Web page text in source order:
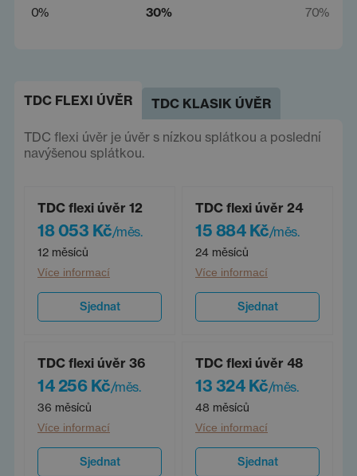
0% 30% 70%
TDC FLEXI ÚVĚR TDC KLASIK ÚVĚR
TDC flexi úvěr je úvěr s nízkou splátkou a poslední
navýšenou splátkou.
TDC flexi úvěr 12
18 053 Kč/měs.
12 měsíců
Více informací
Sjednat
TDC flexi úvěr 24
15 884 Kč/měs.
24 měsíců
Více informací
Sjednat
TDC flexi úvěr 36
14 256 Kč/měs.
36 měsíců
Více informací
Sjednat
TDC flexi úvěr 48
13 324 Kč/měs.
48 měsíců
Více informací
Sjednat